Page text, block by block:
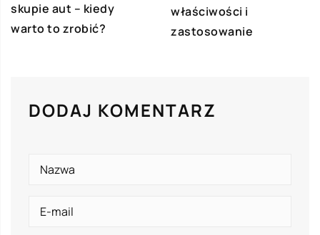
skupie aut – kiedy
warto to zrobić?
właściwości i
zastosowanie
DODAJ KOMENTARZ